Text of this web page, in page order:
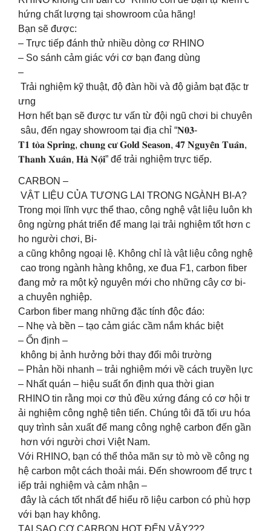
hứng chất lượng tại showroom của hãng!
Bạn sẽ được:
– Trực tiếp đánh thử nhiều dòng cơ RHINO
– So sánh cảm giác với cơ bạn đang dùng
–
Trải nghiệm kỹ thuật, độ đàn hồi và độ giảm bạt đặc tr
ưng
Hơn hết bạn sẽ được tư vấn từ đội ngũ chơi bi chuyên
sâu, đến ngay showroom tại địa chỉ “𝐍𝟎𝟑-
𝐓𝟏 𝐭𝐨̀𝐚 𝐒𝐩𝐫𝐢𝐧𝐠, 𝐜𝐡𝐮𝐧𝐠 𝐜𝐮̛ 𝐆𝐨𝐥𝐝 𝐒𝐞𝐚𝐬𝐨𝐧, 𝟒𝟕 𝐍𝐠𝐮𝐲𝐞̂̃𝐧 𝐓𝐮𝐚̂𝐧,
𝐓𝐡𝐚𝐧𝐡 𝐗𝐮𝐚̂𝐧, 𝐇𝐚̀ 𝐍𝐨̣̂𝐢” để trải nghiệm trực tiếp.
CARBON –
VẬT LIỆU CỦA TƯƠNG LAI TRONG NGÀNH BI-A?
Trong mọi lĩnh vực thể thao, công nghệ vật liệu luôn kh
ông ngừng phát triển để mang lại trải nghiệm tốt hơn c
ho người chơi, Bi-
a cũng không ngoại lệ. Không chỉ là vật liệu công nghệ
cao trong ngành hàng không, xe đua F1, carbon fiber
đang mở ra một kỷ nguyên mới cho những cây cơ bi-
a chuyên nghiệp.
Carbon fiber mang những đặc tính độc đáo:
– Nhẹ và bền – tạo cảm giác cầm nắm khác biệt
– Ổn định –
không bị ảnh hưởng bởi thay đổi môi trường
– Phản hồi nhanh – trải nghiệm mới về cách truyền lực
– Nhất quán – hiệu suất ổn định qua thời gian
RHINO tin rằng mọi cơ thủ đều xứng đáng có cơ hội tr
ải nghiệm công nghệ tiên tiến. Chúng tôi đã tối ưu hóa
quy trình sản xuất để mang công nghệ carbon đến gần
hơn với người chơi Việt Nam.
Với RHINO, bạn có thể thỏa mãn sự tò mò về công ng
hệ carbon một cách thoải mái. Đến showroom để trực t
iếp trải nghiệm và cảm nhận –
đây là cách tốt nhất để hiểu rõ liệu carbon có phù hợp
với bạn hay không.